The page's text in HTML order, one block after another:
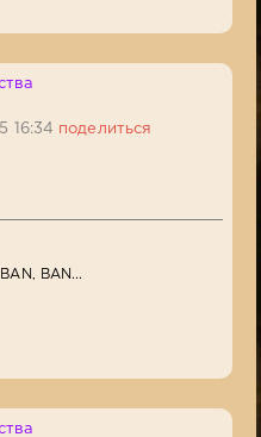
16:34 поделиться
BAN...